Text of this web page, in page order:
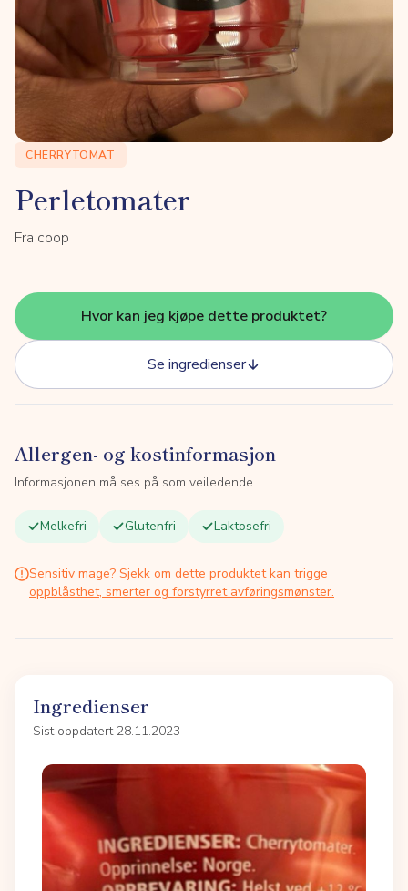
CHERRYTOMAT
Perletomater
Fra coop
Hvor kan jeg kjøpe dette produktet?
Se ingredienser
Allergen- og kostinformasjon
Informasjonen må ses på som veiledende.
Melkefri Glutenfri Laktosefri
Sensitiv mage? Sjekk om dette produktet kan trigge
oppblåsthet, smerter og forstyrret avføringsmønster.
Ingredienser
Sist oppdatert 28.11.2023